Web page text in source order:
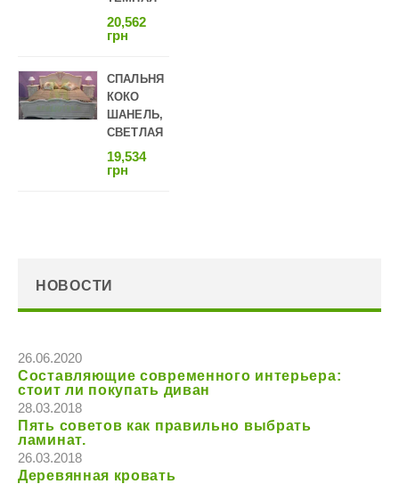
20,562
грн
СПАЛЬНЯ
КОКО
ШАНЕЛЬ,
СВЕТЛАЯ
19,534
грн
НОВОСТИ
26.06.2020
Составляющие современного интерьера:
стоит ли покупать диван
28.03.2018
Пять советов как правильно выбрать
ламинат.
26.03.2018
Деревянная кровать